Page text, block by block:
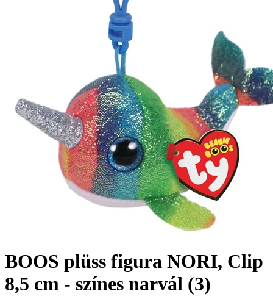
BOOS plüss figura NORI, Clip
8,5 cm - színes narvál (3)